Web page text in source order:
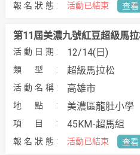
活動已結束 查看
12/14(日)
超級馬拉松
高雄市
第11屆美濃九號紅豆超級馬
美濃區龍肚小學
45KM-超馬組
活動已結束 查看